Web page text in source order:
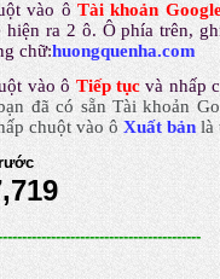
vào ô Tài khoản
hiện ra 2 ô. Ô phía trên,
chữ:huongquenha.com
vào ô Tiếp tục và nhấp
đã có sẵn Tài khoản
chuột vào ô Xuất bản là